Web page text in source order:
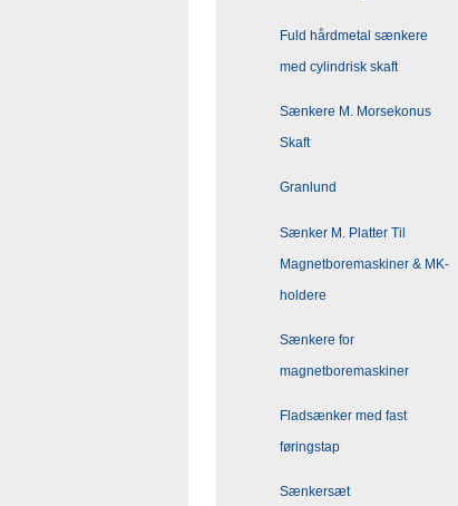
Fuld hårdmetal sænkere
med cylindrisk skaft
Sænkere M. Morsekonus
Skaft
Granlund
Sænker M. Platter Til
Magnetboremaskiner & MK-
holdere
Sænkere for
magnetboremaskiner
Fladsænker med fast
føringstap
Sænkersæt